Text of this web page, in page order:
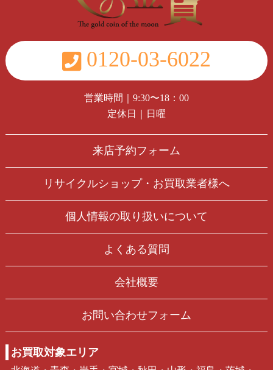
0120-03-6022
営業時間｜9:30〜18：00
定休日｜日曜
来店予約フォーム
リサイクルショップ・お買取業者様へ
個人情報の取り扱いについて
よくある質問
会社概要
お問い合わせフォーム
お買取対象エリア